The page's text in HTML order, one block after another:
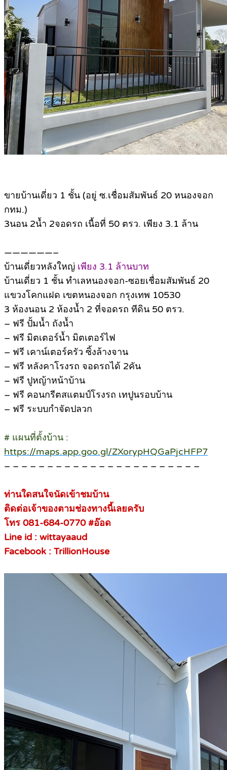
ขายบ้านเดี่ยว 1 ชั้น (อยู่ ซ.เชื่อมสัมพันธ์ 20 หนองจอก
กทม.)
3นอน 2น้ำ 2จอดรถ เนื้อที่ 50 ตรว. เพียง 3.1 ล้าน
——————–
บ้านเดี่ยวหลังใหญ่ เพียง 3.1 ล้านบาท
บ้านเดี่ยว 1 ชั้น ทำเลหนองจอก-ซอยเชื่อมสัมพันธ์ 20
แขวงโคกแฝด เขตหนองจอก กรุงเทพ 10530
3 ห้องนอน 2 ห้องน้ำ 2 ที่จอดรถ ทีดิน 50 ตรว.
– ฟรี ปั้มน้ำ ถังน้ำ
– ฟรี มิตเตอร์น้ำ มิตเตอร์ไฟ
– ฟรี เคาน์เตอร์ครัว ซิ้งล้างจาน
– ฟรี หลังคาโรงรถ จอดรถได้ 2คัน
– ฟรี ปูหญ้าหน้าบ้าน
– ฟรี คอนกรีตสแตมป์โรงรถ เทปูนรอบบ้าน
– ฟรี ระบบกำจัดปลวก
# แผนที่ตั้งบ้าน :
https://maps.app.goo.gl/ZXorypHQGaPjcHFP7
– – – – – – – – – – – – – – – – – – – – – – –
ท่านใดสนใจนัดเข้าชมบ้าน
ติดต่อเจ้าของตามช่องทางนี้เลยครับ
โทร 081-684-0770 #อ๊อด
Line id : wittayaaud
Facebook : TrillionHouse